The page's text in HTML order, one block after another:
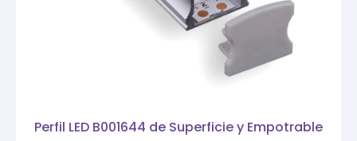
Perfil LED B001644 de Superficie y Empotrable